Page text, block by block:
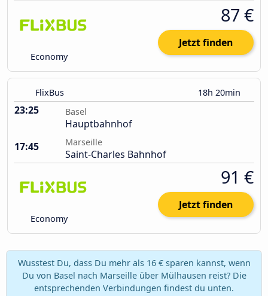
Economy
87 €
Jetzt finden
FlixBus 18h 20min
23:25 Basel
Hauptbahnhof
17:45
Marseille
Saint-Charles Bahnhof
Economy
91 €
Jetzt finden
Wusstest Du, dass Du mehr als 16 € sparen kannst, wenn
Du von Basel nach Marseille über Mülhausen reist? Die
entsprechenden Verbindungen findest du unten.